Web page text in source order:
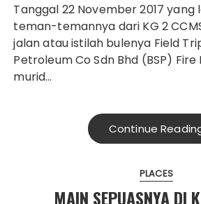
Tanggal 22 November 2017 yang lalu, Keenan dan
teman-temannya dari KG 2
jalan atau istilah bulenya Field
Petroleum Co Sdn Bhd (BSP)
murid…
Continue
PLACES
MAIN SEPUASNYA DI